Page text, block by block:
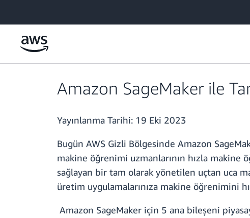
Amazon SageMaker ile
Yayınlanma Tarihi: 19 Eki 2023
Bugün AWS Gizli Bölgesinde Amazon
makine öğrenimi uzmanlarının hızla
sağlayan bir tam olarak yönetilen uçtan uca
üretim uygulamalarınıza makine öğrenimini
Amazon SageMaker için 5 ana bileşeni